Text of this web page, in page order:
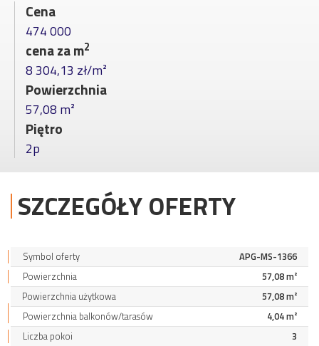
Cena
474 000
cena za m2
8 304,13 zł/m²
Powierzchnia
57,08 m²
Piętro
2p
SZCZEGÓŁY OFERTY
Symbol oferty
APG-MS-1366
Powierzchnia
57,08 m²
Powierzchnia użytkowa
57,08 m²
Powierzchnia balkonów/tarasów
4,04 m²
Liczba pokoi
3